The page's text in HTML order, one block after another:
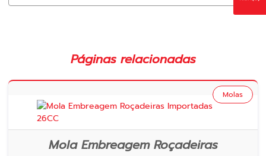
Páginas relacionadas
Mola Embreagem Roçadeiras
Molas